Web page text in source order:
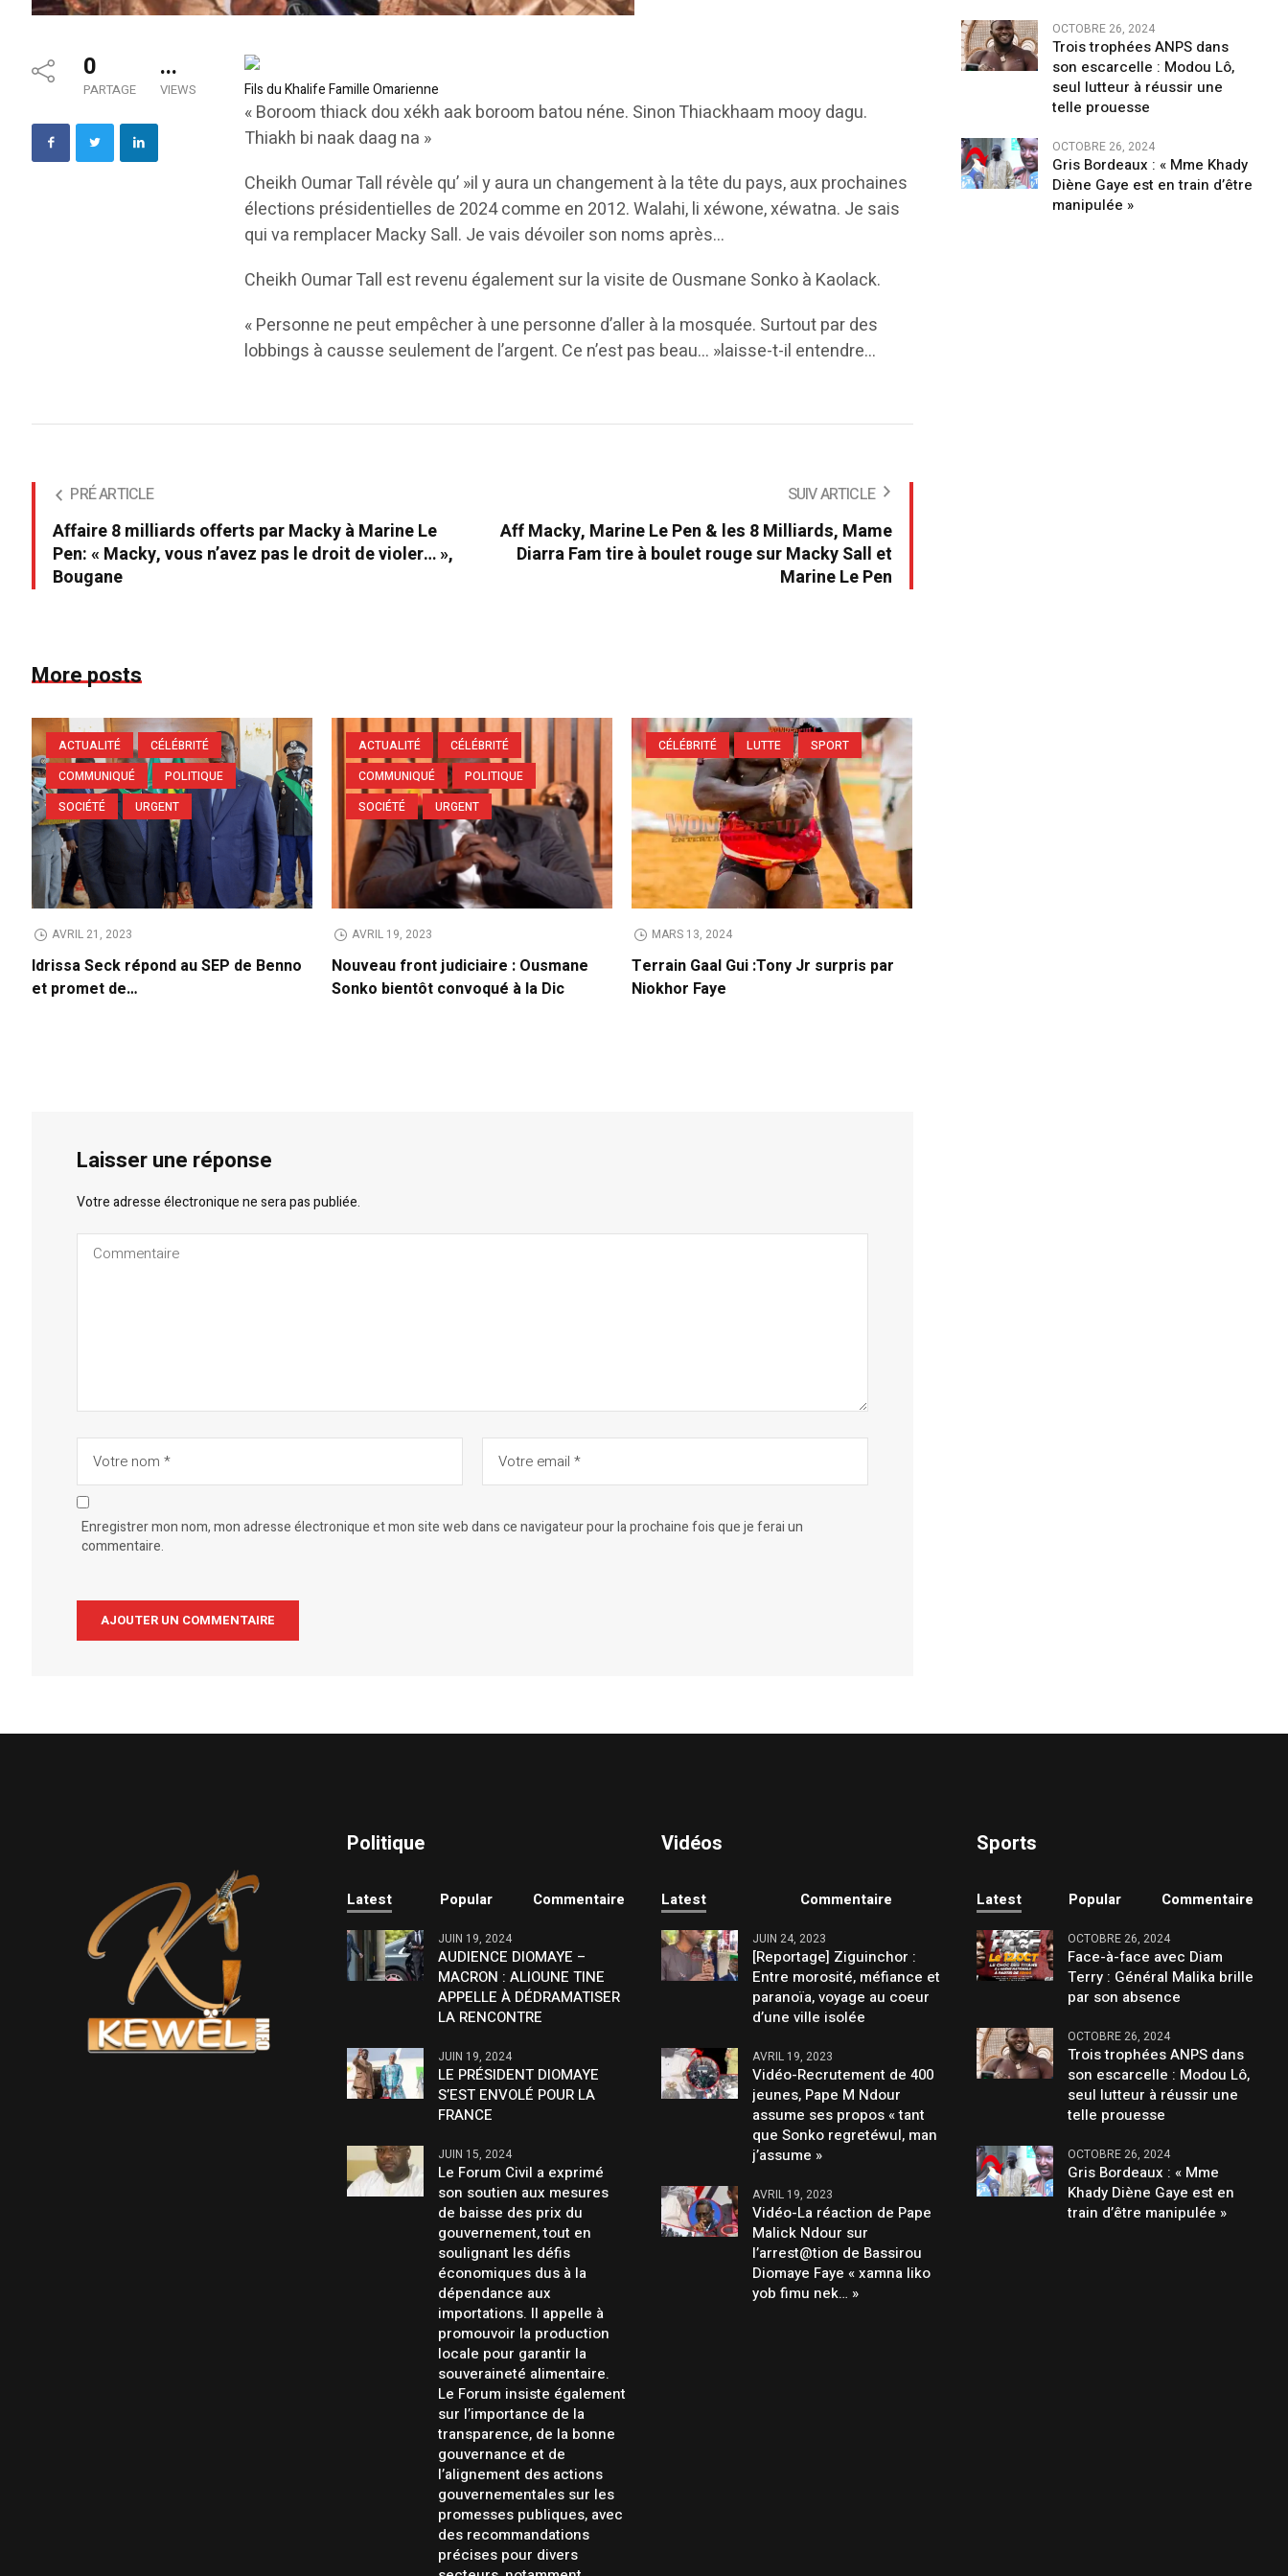
0
PARTAGE
...
VIEWS Fils du Khalife Famille Omarienne
« Boroom thiack dou xékh aak boroom batou néne. Sinon Thiackhaam mooy dagu.
Thiakh bi naak daag na »
Cheikh Oumar Tall révèle qu’ »il y aura un changement à la tête du pays, aux prochaines
élections présidentielles de 2024 comme en 2012. Walahi, li xéwone, xéwatna. Je sais
qui va remplacer Macky Sall. Je vais dévoiler son noms après…
Cheikh Oumar Tall est revenu également sur la visite de Ousmane Sonko à Kaolack.
« Personne ne peut empêcher à une personne d’aller à la mosquée. Surtout par des
lobbings à causse seulement de l’argent. Ce n’est pas beau… »laisse-t-il entendre…
PRÉ ARTICLE
Affaire 8 milliards offerts par Macky à Marine Le
Pen: « Macky, vous n’avez pas le droit de violer… »,
Bougane
SUIV ARTICLE
Aff Macky, Marine Le Pen & les 8 Milliards, Mame
Diarra Fam tire à boulet rouge sur Macky Sall et
Marine Le Pen
More posts
ACTUALITÉ
CÉLÉBRITÉ
COMMUNIQUÉ
POLITIQUE
SOCIÉTÉ
URGENT
AVRIL 21, 2023
Idrissa Seck répond au SEP de Benno
et promet de…
ACTUALITÉ
CÉLÉBRITÉ
COMMUNIQUÉ
POLITIQUE
SOCIÉTÉ
URGENT
AVRIL 19, 2023
Nouveau front judiciaire : Ousmane
Sonko bientôt convoqué à la Dic
CÉLÉBRITÉ LUTTE SPORT
MARS 13, 2024
Terrain Gaal Gui :Tony Jr surpris par
Niokhor Faye
Laisser une réponse
Votre adresse électronique ne sera pas publiée.
Enregistrer mon nom, mon adresse électronique et mon site web dans ce navigateur pour la prochaine fois que je ferai un
commentaire.
OCTOBRE 26, 2024
Trois trophées ANPS dans
son escarcelle : Modou Lô,
seul lutteur à réussir une
telle prouesse
OCTOBRE 26, 2024
Gris Bordeaux : « Mme Khady
Diène Gaye est en train d’être
manipulée »
Politique
Latest Popular Commentaire
JUIN 19, 2024
AUDIENCE DIOMAYE –
MACRON : ALIOUNE TINE
APPELLE À DÉDRAMATISER
LA RENCONTRE
JUIN 19, 2024
LE PRÉSIDENT DIOMAYE
S’EST ENVOLÉ POUR LA
FRANCE
JUIN 15, 2024
Le Forum Civil a exprimé
son soutien aux mesures
de baisse des prix du
gouvernement, tout en
soulignant les défis
économiques dus à la
dépendance aux
importations. Il appelle à
promouvoir la production
locale pour garantir la
souveraineté alimentaire.
Le Forum insiste également
sur l’importance de la
transparence, de la bonne
gouvernance et de
l’alignement des actions
gouvernementales sur les
promesses publiques, avec
des recommandations
précises pour divers
Vidéos
Latest Commentaire
JUIN 24, 2023
[Reportage] Ziguinchor :
Entre morosité, méfiance et
paranoïa, voyage au coeur
d’une ville isolée
AVRIL 19, 2023
Vidéo-Recrutement de 400
jeunes, Pape M Ndour
assume ses propos « tant
que Sonko regretéwul, man
j’assume »
AVRIL 19, 2023
Vidéo-La réaction de Pape
Malick Ndour sur
l’arrest@tion de Bassirou
Diomaye Faye « xamna liko
yob fimu nek… »
Sports
Latest Popular Commentaire
OCTOBRE 26, 2024
Face-à-face avec Diam
Terry : Général Malika brille
par son absence
OCTOBRE 26, 2024
Trois trophées ANPS dans
son escarcelle : Modou Lô,
seul lutteur à réussir une
telle prouesse
OCTOBRE 26, 2024
Gris Bordeaux : « Mme
Khady Diène Gaye est en
train d’être manipulée »